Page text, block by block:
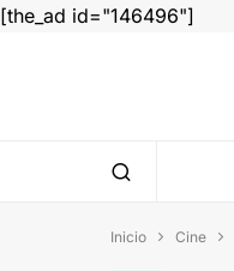
[the_ad id="146496"]
Inicio  Cine 